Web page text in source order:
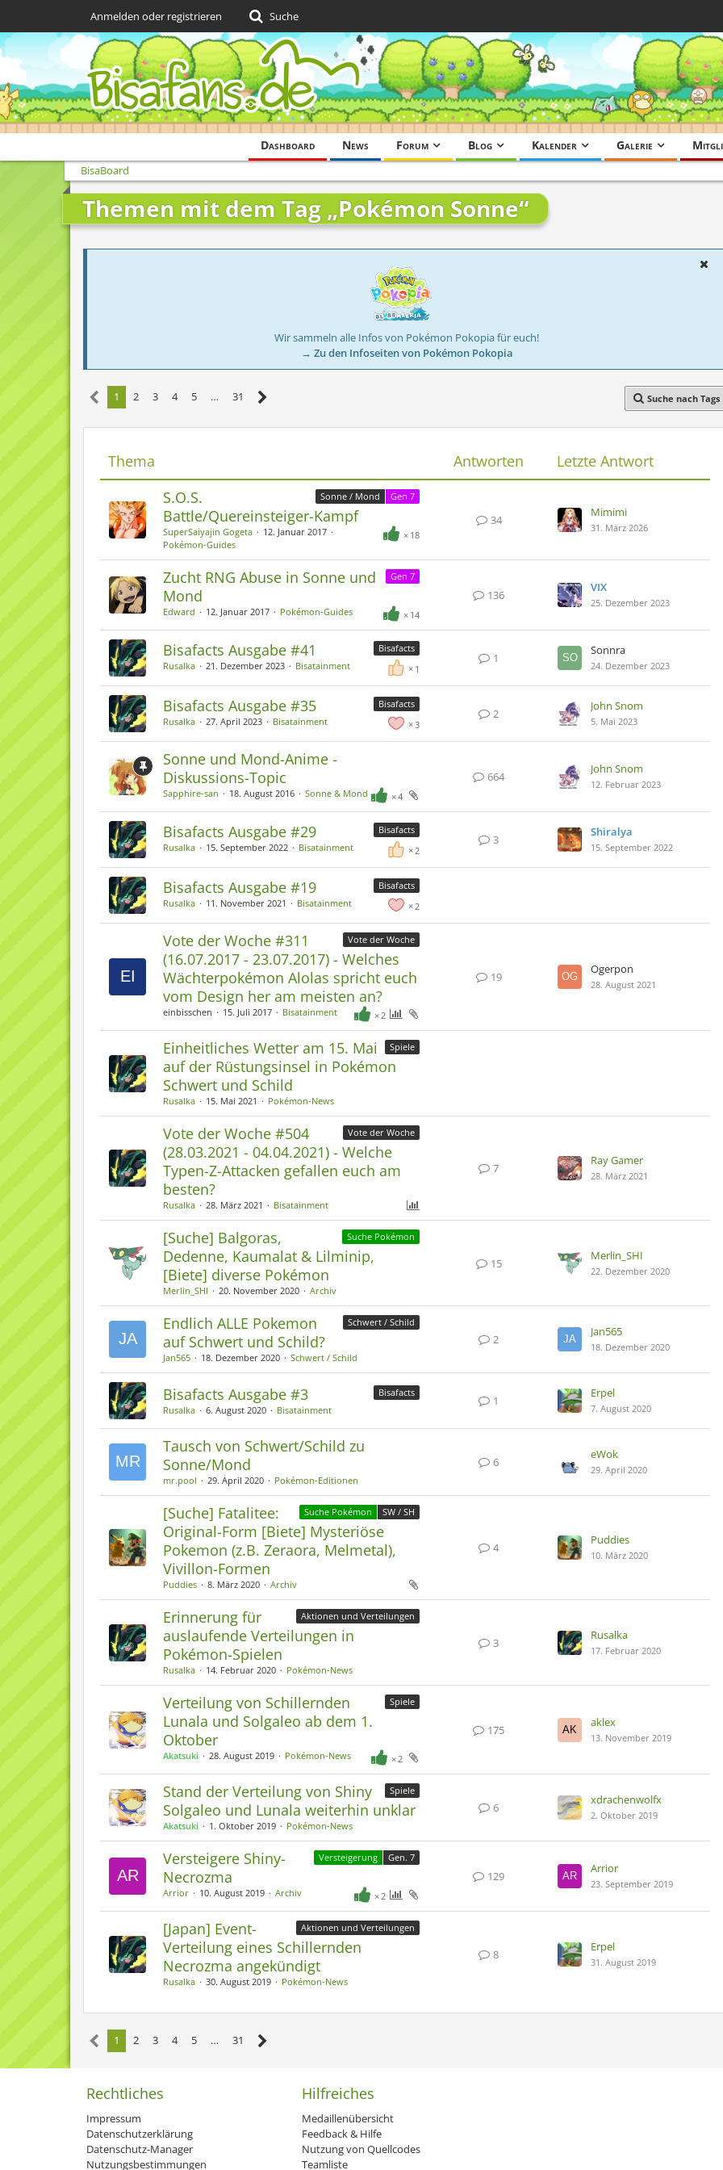
Dashboard News Forum Blog Kalender Galerie
Anmelden oder registrieren Suche
BisaBoard
Themen mit dem Tag „Pokémon Sonne“
Wir sammeln alle Infos von Pokémon Pokopia für euch!
→ Zu den Infoseiten von Pokémon Pokopia
1 2 3 4 5 … 31 Suche nach Tags
Thema Antworten Letzte Antwort
Sonne / Mond Gen 7
S.O.S.
Battle/Quereinsteiger-Kampf
18
SuperSaiyajin Gogeta
12. Januar 2017
Pokémon-Guides
34
Mimimi
31. März 2026
Gen 7
Zucht RNG Abuse in Sonne und
Mond
14
Edward 12. Januar 2017 Pokémon-Guides
136
VIX
25. Dezember 2023
Bisafacts
Bisafacts Ausgabe #41
1
Rusalka 21. Dezember 2023 Bisatainment
1
Sonnra
24. Dezember 2023
Bisafacts
Bisafacts Ausgabe #35
3
Rusalka 27. April 2023 Bisatainment
2
John Snom
5. Mai 2023
Sonne und Mond-Anime -
Diskussions-Topic
4
Sapphire-san 18. August 2016 Sonne & Mond
664
John Snom
12. Februar 2023
Bisafacts
Bisafacts Ausgabe #29
2
Rusalka 15. September 2022 Bisatainment
3
Shiralya
15. September 2022
Bisafacts
Bisafacts Ausgabe #19
2
Rusalka 11. November 2021 Bisatainment
Vote der Woche
Vote der Woche #311
(16.07.2017 - 23.07.2017) - Welches
Wächterpokémon Alolas spricht euch
vom Design her am meisten an?
2
einbisschen 15. Juli 2017 Bisatainment
19
Ogerpon
28. August 2021
Spiele
Einheitliches Wetter am 15. Mai
auf der Rüstungsinsel in Pokémon
Schwert und Schild
Rusalka 15. Mai 2021 Pokémon-News
Vote der Woche
Vote der Woche #504
(28.03.2021 - 04.04.2021) - Welche
Typen-Z-Attacken gefallen euch am
besten?
Rusalka 28. März 2021 Bisatainment
7
Ray Gamer
28. März 2021
Suche Pokémon
[Suche] Balgoras,
Dedenne, Kaumalat & Lilminip,
[Biete] diverse Pokémon
Merlin_SHI 20. November 2020 Archiv
15
Merlin_SHI
22. Dezember 2020
Schwert / Schild
Endlich ALLE Pokemon
auf Schwert und Schild?
Jan565 18. Dezember 2020 Schwert / Schild
2
Jan565
18. Dezember 2020
Bisafacts
Bisafacts Ausgabe #3
Rusalka 6. August 2020 Bisatainment
1
Erpel
7. August 2020
Tausch von Schwert/Schild zu
Sonne/Mond
mr.pool 29. April 2020 Pokémon-Editionen
6
eWok
29. April 2020
Suche Pokémon SW / SH
[Suche] Fatalitee:
Original-Form [Biete] Mysteriöse
Pokemon (z.B. Zeraora, Melmetal),
Vivillon-Formen
Puddies 8. März 2020 Archiv
4
Puddies
10. März 2020
Aktionen und Verteilungen
Erinnerung für
auslaufende Verteilungen in
Pokémon-Spielen
Rusalka 14. Februar 2020 Pokémon-News
3
Rusalka
17. Februar 2020
Spiele
Verteilung von Schillernden
Lunala und Solgaleo ab dem 1.
Oktober
2
Akatsuki 28. August 2019 Pokémon-News
175
aklex
13. November 2019
Spiele
Stand der Verteilung von Shiny
Solgaleo und Lunala weiterhin unklar
Akatsuki 1. Oktober 2019 Pokémon-News
6
xdrachenwolfx
2. Oktober 2019
Versteigerung Gen. 7
Versteigere Shiny-
Necrozma
2
Arrior 10. August 2019 Archiv
129
Arrior
23. September 2019
Aktionen und Verteilungen
[Japan] Event-
Verteilung eines Schillernden
Necrozma angekündigt
Rusalka 30. August 2019 Pokémon-News
8
Erpel
31. August 2019
1 2 3 4 5 … 31
Rechtliches
Impressum
Datenschutzerklärung
Datenschutz-Manager
Nutzungsbestimmungen
Hilfreiches
Medaillenübersicht
Feedback & Hilfe
Nutzung von Quellcodes
Teamliste